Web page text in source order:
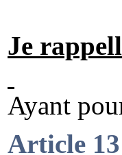
Je
Ayant
Article